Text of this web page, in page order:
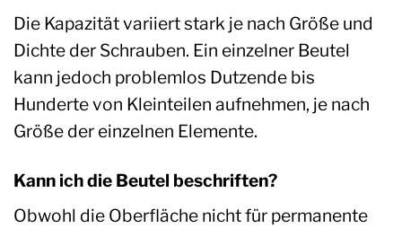
Die Kapazität variiert stark je nach Größe und
Dichte der Schrauben. Ein einzelner Beutel
kann jedoch problemlos Dutzende bis
Hunderte von Kleinteilen aufnehmen, je nach
Größe der einzelnen Elemente.
Kann ich die Beutel beschriften?
Obwohl die Oberfläche nicht für permanente